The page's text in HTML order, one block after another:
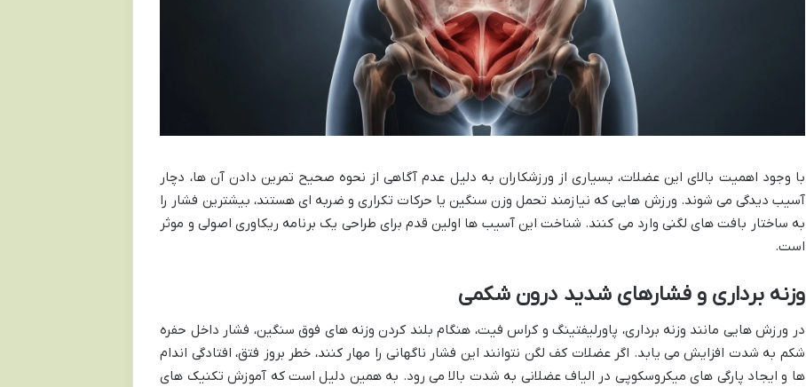
با وجود اهمیت بالای این عضلات، بسیاری از ورزشکاران به دلیل عدم آگاهی از نحوه صحیح تمرین دادن آن ها، دچار
آسیب دیدگی می شوند. ورزش هایی که نیازمند تحمل وزن سنگین یا حرکات تکراری و ضربه ای هستند، بیشترین فشار را
به ساختار بافت های لگنی وارد می کنند. شناخت این آسیب ها اولین قدم برای طراحی یک برنامه ریکاوری اصولی و موثر
است.
وزنه برداری و فشارهای شدید درون شکمی
در ورزش هایی مانند وزنه برداری، پاورلیفتینگ و کراس فیت، هنگام بلند کردن وزنه های فوق سنگین، فشار داخل حفره
شکم به شدت افزایش می یابد. اگر عضلات کف لگن نتوانند این فشار ناگهانی را مهار کنند، خطر بروز فتق، افتادگی اندام
ها و ایجاد پارگی های میکروسکوپی در الیاف عضلانی به شدت بالا می رود. به همین دلیل است که آموزش تکنیک های